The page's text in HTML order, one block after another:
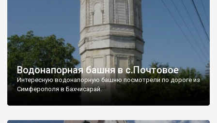
Водонапорная башня в с.Почтовое
Интересную водонапорную башню посмотрели по дороге из
Симферополя в Бахчисарай.